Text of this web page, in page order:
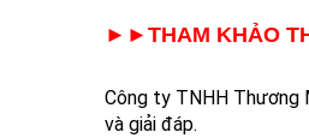
►►THAM KHẢO
Công ty TNHH Thương
và giải đáp.